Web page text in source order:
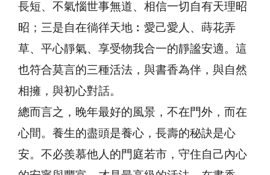
長短、不氣惱世事無道、相信一切自有天理昭
昭；三是自在徜徉天地︰愛己愛人、蒔花弄
草、平心靜氣、享受物我合一的靜謐安適。這
也符合莫言的三種活法，與書香為伴，與自然
相擁，與初心對話。
總而言之，晚年最好的風景，不在門外，而在
心間。養生的盡頭是養心，長壽的秘訣是心
安。不必羨慕他人的門庭若市，守住自己內心